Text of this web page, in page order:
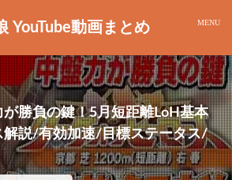
YouTube動画まとめ
勝負の鍵！5月短距離LoH基本
説/有効加速/目標ステータス/